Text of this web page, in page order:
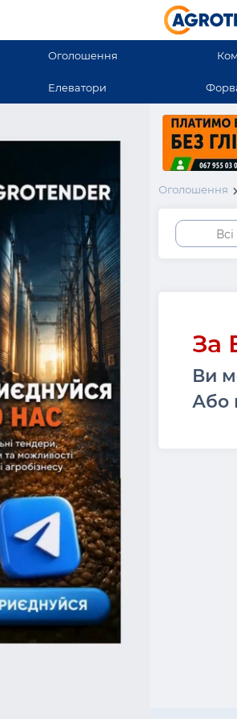
Оголошення
Елеватори
Оголошення
За
Ви
Або